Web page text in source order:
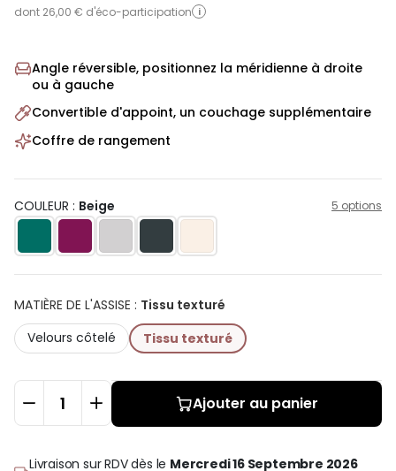
dont 26,00 € d'éco-participation i
Angle réversible, positionnez la méridienne à droite
ou à gauche
Convertible d'appoint, un couchage supplémentaire
Coffre de rangement
COULEUR : Beige 5 options
MATIÈRE DE L'ASSISE : Tissu texturé
Velours côtelé
Tissu texturé
Ajouter au panier
Livraison sur RDVdès le Mercredi 16 Septembre 2026